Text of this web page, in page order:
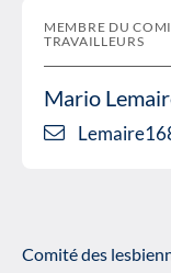
MEMBRE DU
TRAVAILLEURS
Mario
Comité des